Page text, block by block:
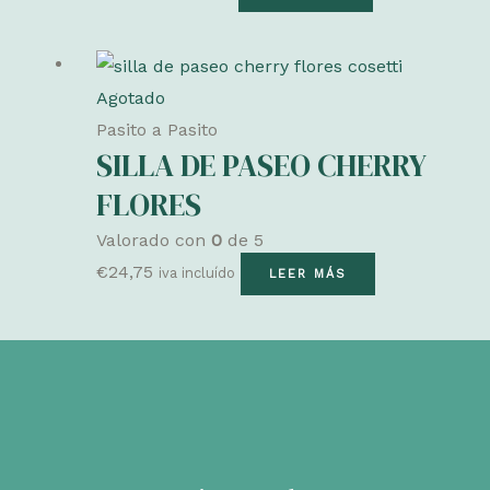
Agotado
Pasito a Pasito
SILLA DE PASEO CHERRY
FLORES
Valorado con 0 de 5
€24,75 iva incluído LEER MÁS